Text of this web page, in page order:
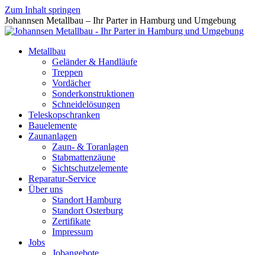
Zum Inhalt springen
Johannsen Metallbau – Ihr Parter in Hamburg und Umgebung
Metallbau
Geländer & Handläufe
Treppen
Vordächer
Sonderkonstruktionen
Schneidelösungen
Teleskopschranken
Bauelemente
Zaunanlagen
Zaun- & Toranlagen
Stabmattenzäune
Sichtschutzelemente
Reparatur-Service
Über uns
Standort Hamburg
Standort Osterburg
Zertifikate
Impressum
Jobs
Jobangebote